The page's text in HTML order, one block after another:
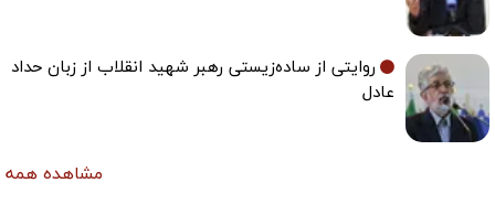
روایتی از ساده‌زیستی رهبر شهید انقلاب از زبان حداد
عادل
مشاهده همه